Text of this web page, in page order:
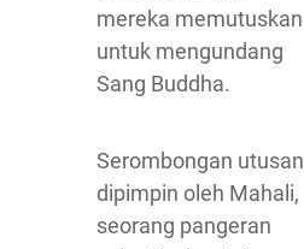
mereka memutuskan
untuk mengundang
Sang Buddha.
Serombongan utusan
dipimpin oleh Mahali,
seorang pangeran